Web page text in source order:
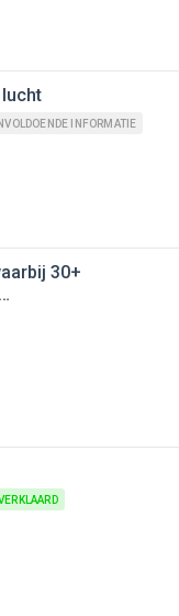
INFORMATIE
30+